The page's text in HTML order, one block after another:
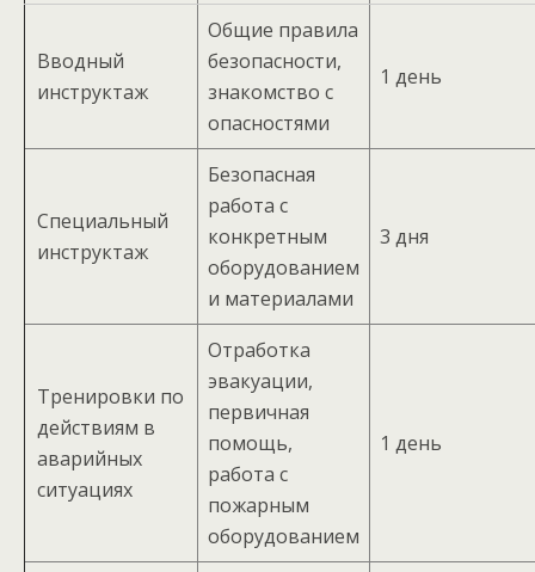
Вводный
инструктаж
Общие правила
безопасности,
знакомство с
опасностями
1 день
Специальный
инструктаж
Безопасная
работа с
конкретным
оборудованием
и материалами
3 дня
Тренировки по
действиям в
аварийных
ситуациях
Отработка
эвакуации,
первичная
помощь,
работа с
пожарным
оборудованием
1 день